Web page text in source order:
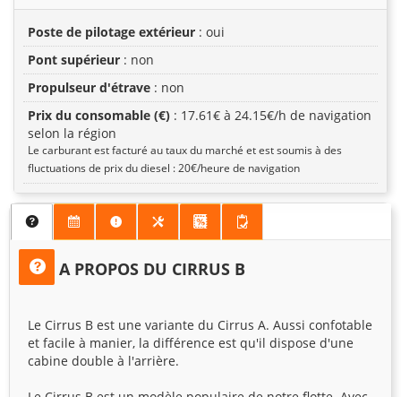
Poste de pilotage extérieur : oui
Pont supérieur : non
Propulseur d'étrave : non
Prix du consomable (€) : 17.61€ à 24.15€/h de navigation
selon la région
Le carburant est facturé au taux du marché et est soumis à des
fluctuations de prix du diesel : 20€/heure de navigation
A PROPOS DU CIRRUS B
Le Cirrus B est une variante du Cirrus A. Aussi confotable
et facile à manier, la différence est qu'il dispose d'une
cabine double à l'arrière.